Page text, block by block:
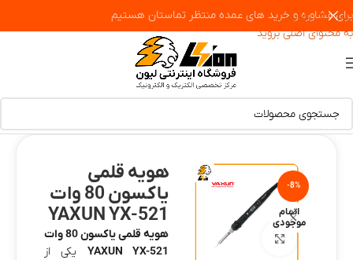
پرش به پیمایش
به محتوای اصلی بروید
برای مشاوره و خرید های عمده منتظر تماستان هستیم
-8%
اتمام
موجودی
بزرگنمایی تصویر
هویه قلمی
یاکسون 80 وات
YAXUN YX-521
هویه قلمی یاکسون 80 وات
YAXUN YX-521 یکی از